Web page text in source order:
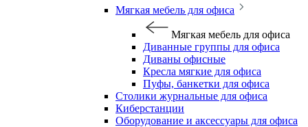
Мягкая мебель для офиса
Мягкая мебель для офиса
Диванные группы для офиса
Диваны офисные
Кресла мягкие для офиса
Пуфы, банкетки для офиса
Столики журнальные для офиса
Киберстанции
Оборудование и аксессуары для офиса